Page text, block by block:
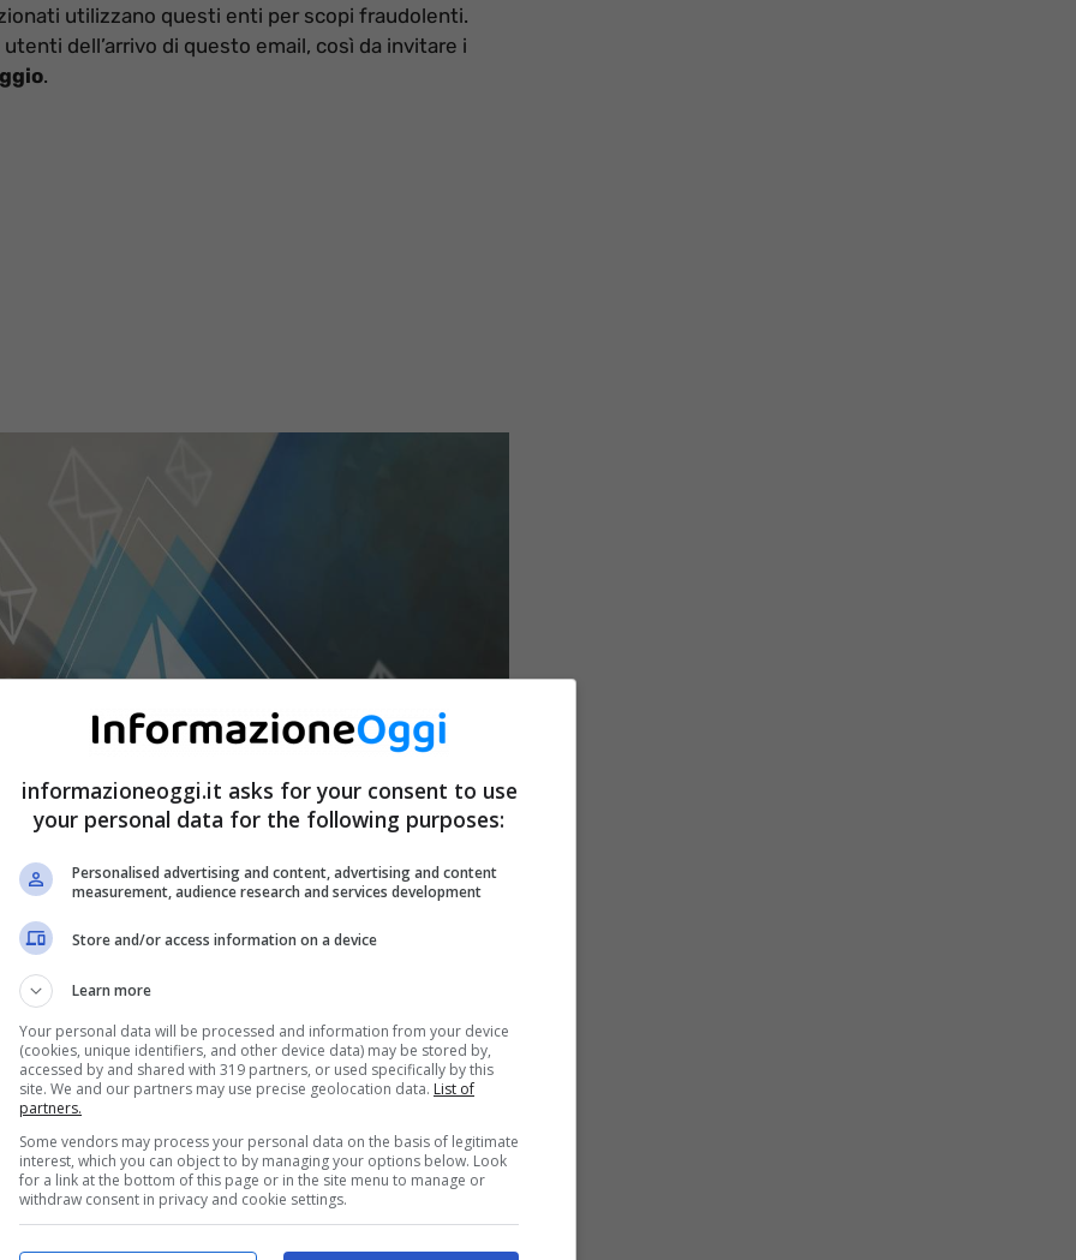
utilizzano questi enti per scopi fraudolenti.
dell’arrivo di questo email, così da invitare i
.
– informazioneoggi.it
l’indirizzo è possibile rendersi conto che, a
proveniente dall’Ente con cui è possibile interagire
informazioneoggi.it asks for your consent to use
your personal data for the following purposes:
Personalised advertising and content, advertising and content
measurement, audience research and services development
Store and/or access information on a device
Learn more
Your personal data will be processed and information from your device
(cookies, unique identifiers, and other device data) may be stored by,
accessed by and shared with 319 partners, or used specifically by this
site. We and our partners may use precise geolocation data. List of
partners.
Some vendors may process your personal data on the basis of legitimate
interest, which you can object to by managing your options below. Look
for a link at the bottom of this page or in the site menu to manage or
withdraw consent in privacy and cookie settings.